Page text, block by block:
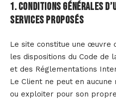
1. Conditions générales
services proposés
Le site constitue une œuvre
les dispositions du Code
et des Réglementations
Le Client ne peut en
ou exploiter pour son